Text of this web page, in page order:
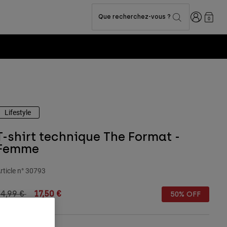
Que recherchez-vous ? Connexion
0
Lifestyle
shirt technique The Format -
n° 30793
reduced from
€to17,50 € 50% OFF